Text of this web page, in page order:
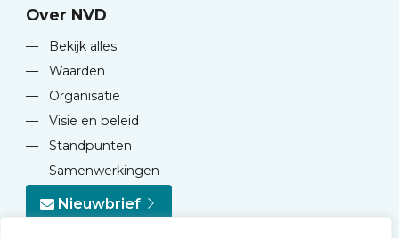
Over NVD
—
Bekijk alles
—
Waarden
—
Organisatie
—
Visie en beleid
—
Standpunten
—
Samenwerkingen
Nieuwbrief